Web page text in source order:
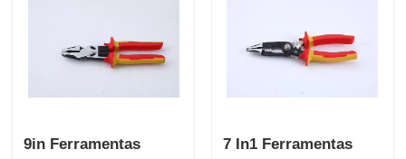
9in Ferramentas
7 In1 Ferramentas